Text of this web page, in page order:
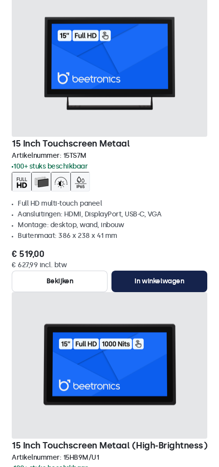
15 Inch Touchscreen Metaal
Artikelnummer: 15TS7M
100+ stuks beschikbaar
Full HD multi-touch paneel
Aansluitingen: HDMI, DisplayPort, USB-C, VGA
Montage: desktop, wand, inbouw
Buitenmaat: 386 x 238 x 41 mm
€ 519,00
€ 627,99 incl. btw
Bekijken
In winkelwagen
15 Inch Touchscreen Metaal (High-Brightness)
Artikelnummer: 15HB9M/U1